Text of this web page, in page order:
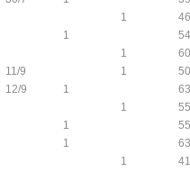
1
46
1
54
1
60
11/9
1
50
12/9
1
63
1
55
1
55
1
63
1
41